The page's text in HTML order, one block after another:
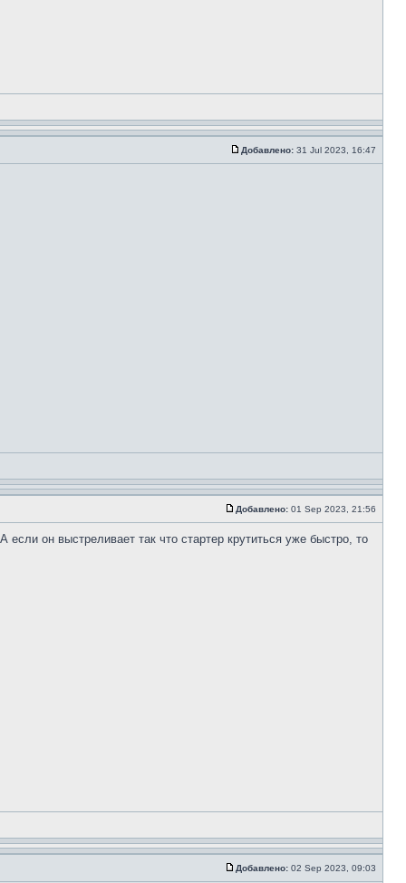
Добавлено: 31 Jul 2023, 16:47
Добавлено: 01 Sep 2023, 21:56
он выстреливает так что стартер крутиться уже быстро, то
Добавлено: 02 Sep 2023, 09:03